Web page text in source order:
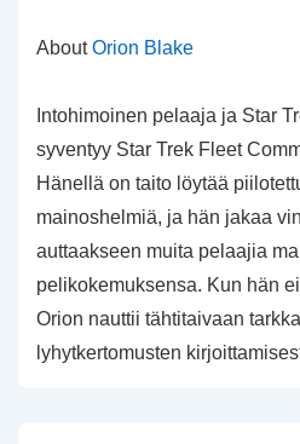
AboutOrion Blake
Intohimoinen pelaaja ja Star
syventyy Star Trek Fleet
Hänellä on taito löytää
mainoshelmiä, ja hän jakaa
auttaakseen muita pelaajia
pelikokemuksensa. Kun hän
Orion nauttii tähtitaivaan
lyhytkertomusten